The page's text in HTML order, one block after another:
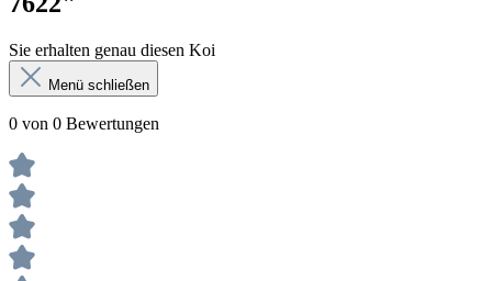
Sie erhalten genau diesen Koi
Menü schließen
0 von 0 Bewertungen